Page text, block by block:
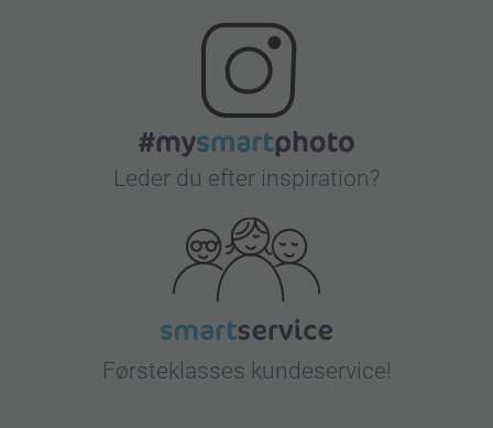
Leder du efter inspiration?
Førsteklasses kundeservice!